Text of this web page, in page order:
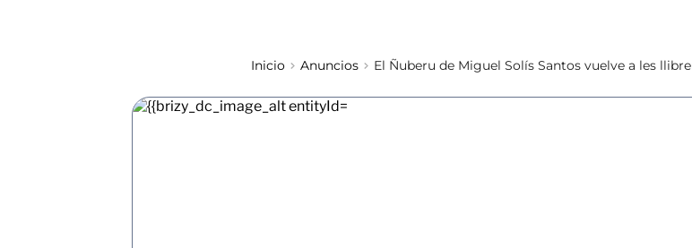
Inicio Anuncios El Ñuberu de Miguel Solís Santos vuelve a les